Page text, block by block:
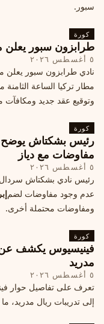
سبور.
كورة
طرابزون سبور يعلن
٥ أغسطس ٢٠٢٦
نادي طرابزون سبور
مطار تركيا الساعة
وتوقيع عقد جديد ومكافآت
كورة
رئيس بشكتاش يوضح
مفاوضات مع دياز
٥ أغسطس ٢٠٢٦
رئيس نادي بشكتاش
عدم وجود مفاوضات لضم
ومفاوضات محتملة أخرى.
كورة
فينيسيوس يكشف عن
مدريد
٥ أغسطس ٢٠٢٦
تعرف على تفاصيل حوار
إلى تدريبات ريال مدريد،